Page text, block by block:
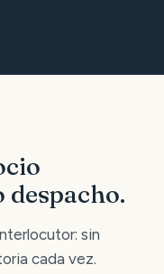
despacho.
sin
cada vez.